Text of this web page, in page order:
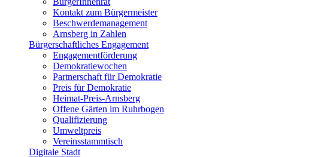
Kontakt zum Bürgermeister
Beschwerdemanagement
Arnsberg in Zahlen
Bürgerschaftliches Engagement
Engagementförderung
Demokratiewochen
Partnerschaft für Demokratie
Preis für Demokratie
Heimat-Preis-Arnsberg
Offene Gärten im Ruhrbogen
Qualifizierung
Umweltpreis
Vereinsstammtisch
Digitale Stadt